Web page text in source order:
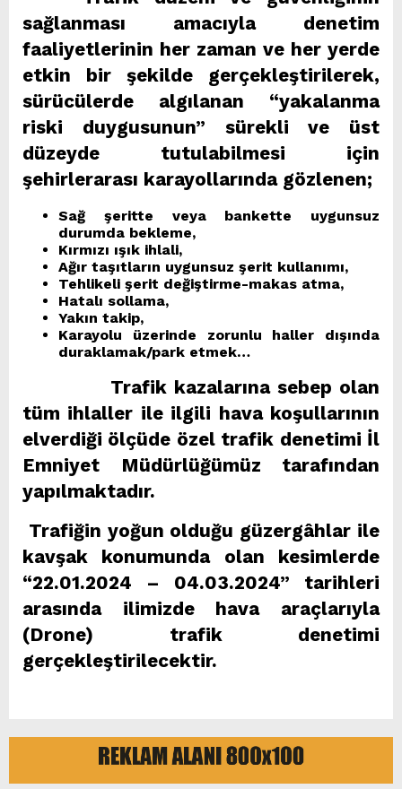
sağlanması amacıyla denetim
faaliyetlerinin her zaman ve her yerde
etkin bir şekilde gerçekleştirilerek,
sürücülerde algılanan “yakalanma
riski duygusunun” sürekli ve üst
düzeyde tutulabilmesi için
şehirlerarası karayollarında gözlenen;
Sağ şeritte veya bankette uygunsuz
durumda bekleme,
Kırmızı ışık ihlali,
Ağır taşıtların uygunsuz şerit kullanımı,
Tehlikeli şerit değiştirme-makas atma,
Hatalı sollama,
Yakın takip,
Karayolu üzerinde zorunlu haller dışında
duraklamak/park etmek…
Trafik kazalarına sebep olan
tüm ihlaller ile ilgili hava koşullarının
elverdiği ölçüde özel trafik denetimi İl
Emniyet Müdürlüğümüz tarafından
yapılmaktadır.
Trafiğin yoğun olduğu güzergâhlar ile
kavşak konumunda olan kesimlerde
“22.01.2024 – 04.03.2024” tarihleri
arasında ilimizde hava araçlarıyla
(Drone) trafik denetimi
gerçekleştirilecektir.